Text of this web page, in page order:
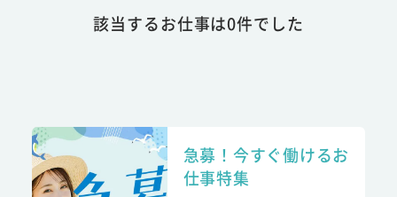
該当するお仕事は0件でした
急募！今すぐ働けるお
仕事特集